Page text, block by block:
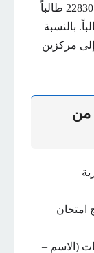
امتحانياً. وفي اللاذقية، بلغ عدد المرشحين 22830 طالباً
210 مركزاً امتحانياً، و112 طالباً. بالنسبة
مركزين
من
امتحان
(الاسم –